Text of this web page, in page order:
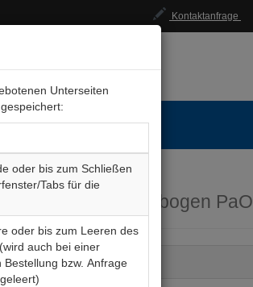
Kontaktanfrage
Unterseiten
oder bis zum Schließen
Tabs für die
oder bis zum Leeren des
auch bei einer
Bestellung bzw. Anfrage
Aufklärungsbogen